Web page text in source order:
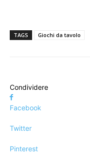
TAGS Giochi da tavolo
Condividere
Facebook
Twitter
Pinterest